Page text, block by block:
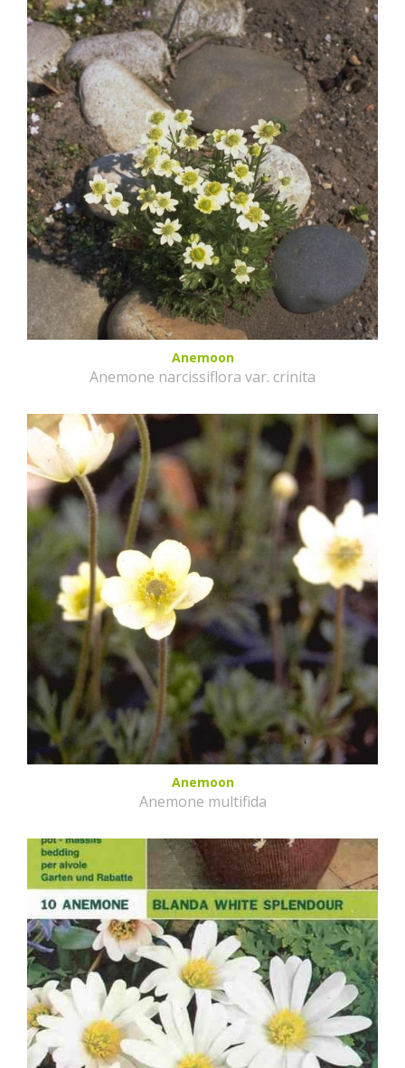
Anemoon
Anemone narcissiflora var. crinita
Anemoon
Anemone multifida